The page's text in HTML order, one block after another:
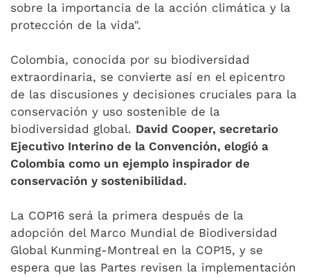
sobre la importancia de la acción climática y la
protección de la vida".
Colombia, conocida por su biodiversidad
extraordinaria, se convierte así en el epicentro
de las discusiones y decisiones cruciales para la
conservación y uso sostenible de la
biodiversidad global. David Cooper, secretario
Ejecutivo Interino de la Convención, elogió a
Colombia como un ejemplo inspirador de
conservación y sostenibilidad.
La COP16 será la primera después de la
adopción del Marco Mundial de Biodiversidad
Global Kunming-Montreal en la COP15, y se
espera que las Partes revisen la implementación